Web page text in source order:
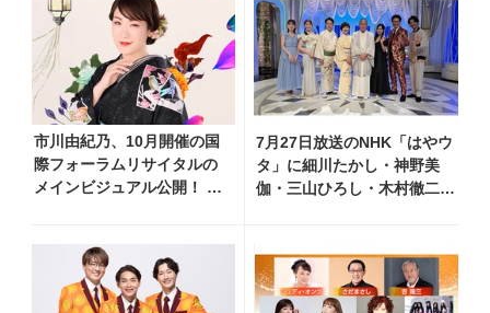
市川由紀乃、10月開催の国
際フォーラムリサイタルの
メインビジュアル公開！
間限定フルサイズ公開
7月27日放送のNHK「はやウ
タ」に細川たかし・神野美
伽・三山ひろし・木村徹二・